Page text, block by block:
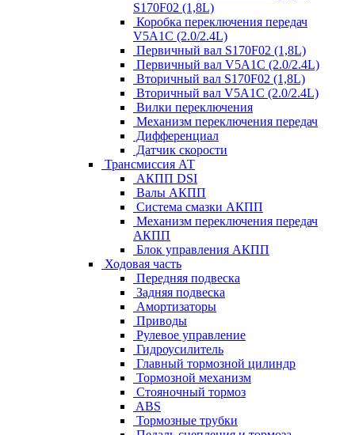
S170F02 (1,8L)
Коробка переключения передач
V5A1C (2.0/2.4L)
Первичный вал S170F02 (1,8L)
Первичный вал V5A1C (2.0/2.4L)
Вторичный вал S170F02 (1,8L)
Вторичный вал V5A1C (2.0/2.4L)
Вилки переключения
Механизм переключения передач
Дифференциал
Датчик скорости
Трансмиссия АТ
АКПП DSI
Валы АКПП
Система смазки АКПП
Механизм переключения передач
АКПП
Блок управления АКПП
Ходовая часть
Передняя подвеска
Задняя подвеска
Амортизаторы
Приводы
Рулевое управление
Гидроусилитель
Главный тормозной цилиндр
Тормозной механизм
Стояночный тормоз
ABS
Тормозные трубки